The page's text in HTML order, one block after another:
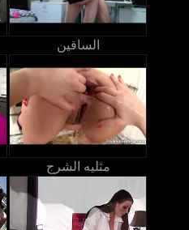
الساقين
مثليه الشرج